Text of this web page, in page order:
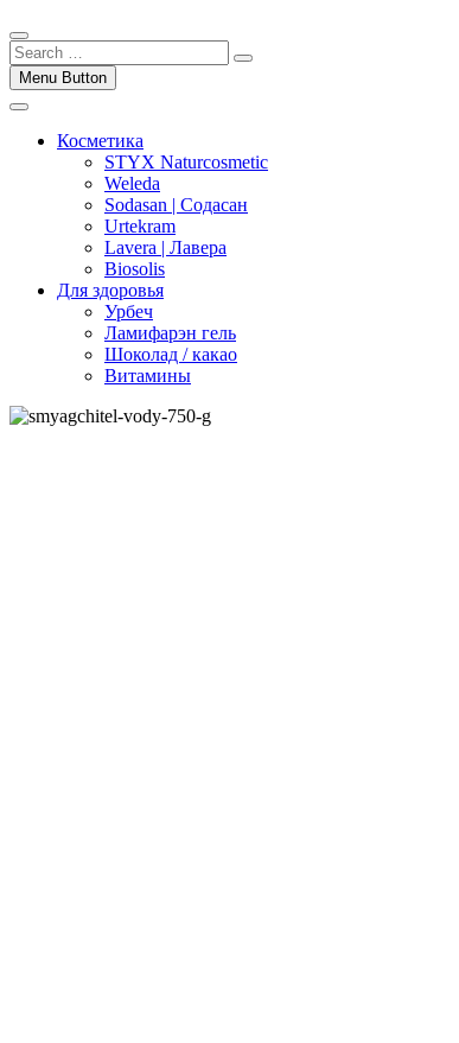
Menu Button
Косметика
STYX Naturcosmetic
Weleda
Sodasan | Содасан
Urtekram
Lavera | Лавера
Biosolis
Для здоровья
Урбеч
Ламифарэн гель
Шоколад / какао
Витамины